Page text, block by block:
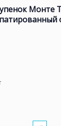
Монте